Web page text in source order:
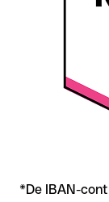
bevestig de
grotere
*De IBAN-